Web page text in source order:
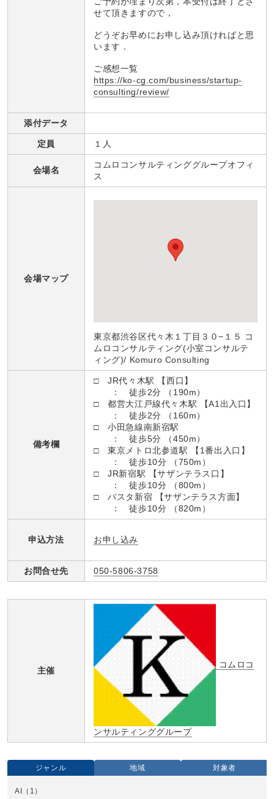
せて頂きますので，
どうぞお早めにお申し込み頂ければと思
います．
ご感想一覧
https://ko-cg.com/business/startup-
consulting/review/
添付データ
定員 １人
会場名
コムロコンサルティンググループオフィ
ス
会場マップ
東京都渋谷区代々木１丁目３０−１５ コ
ムロコンサルティング(小室コンサルテ
ィング)/ Komuro Consulting
備考欄
□ JR代々木駅 【西口】
： 徒歩2分 （190m）
□ 都営大江戸線代々木駅 【A1出入口】
： 徒歩2分 （160m）
□ 小田急線南新宿駅
： 徒歩5分 （450m）
□ 東京メトロ北参道駅 【1番出入口】
： 徒歩10分 （750m）
□ JR新宿駅 【サザンテラス口】
： 徒歩10分 （800m）
□ バスタ新宿 【サザンテラス方面】
： 徒歩10分 （820m）
申込方法 お申し込み
お問合せ先 050-5806-3758
主催
コムロコ
ンサルティンググループ
ジャンル 地域 対象者
AI
（1）